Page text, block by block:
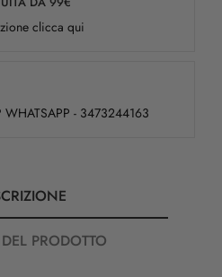
clicca qui
- 3473244163
PRODOTTO